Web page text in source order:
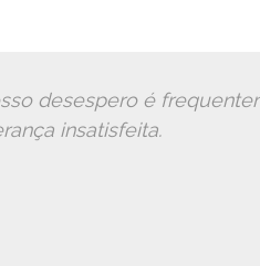
desespero é
insatisfeita.